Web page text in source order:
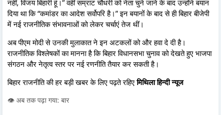
नहीं, विजय बिहारी हूं।” वहीं सम्राट चौधरी को नेता चुने जाने के बाद उन्होंने बयान
दिया था कि “कमांडर का आदेश सर्वोपरि है।” इन बयानों के बाद से ही बिहार बीजेपी
में नई राजनीतिक संभावनाओं को लेकर चर्चाएं तेज थीं।
अब पीएम मोदी से उनकी मुलाकात ने इन अटकलों को और हवा दे दी है।
राजनीतिक विश्लेषकों का मानना है कि बिहार विधानसभा चुनाव को देखते हुए भाजपा
संगठन और नेतृत्व स्तर पर नई रणनीति तैयार कर सकती है।
बिहार राजनीति की हर बड़ी खबर के लिए पढ़ते रहिएमिथिला हिन्दी न्यूज
👁️ अब तक पढ़ा गया: बार